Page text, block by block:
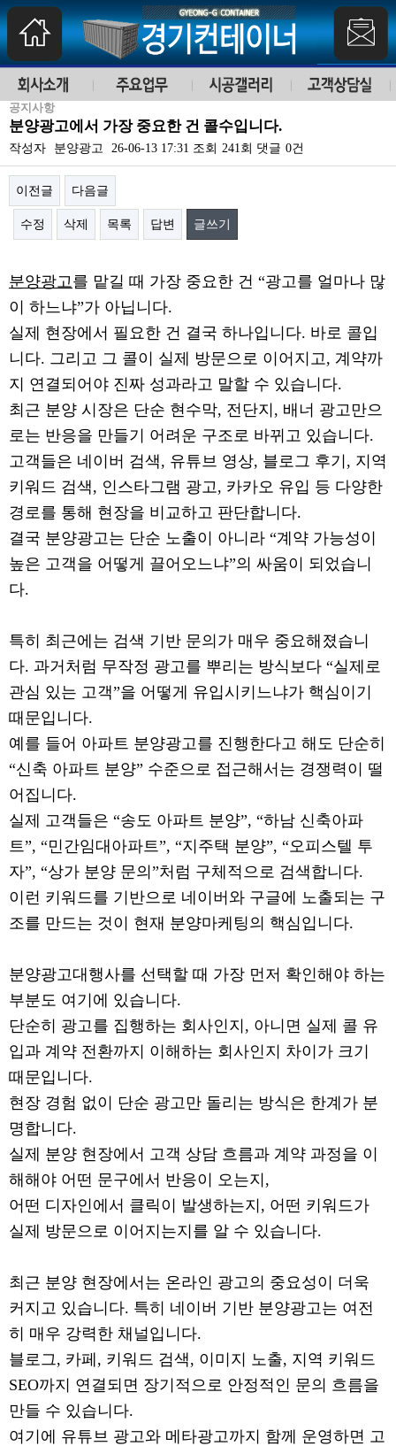
공지사항
분양광고에서 가장 중요한 건 콜수입니다.
작성자 분양광고 26-06-13 17:31 조회 241회 댓글 0건
이전글 다음글
수정 삭제 목록 답변 글쓰기
분양광고를 맡길 때 가장 중요한 건 “광고를 얼마나 많
이 하느냐”가 아닙니다.
실제 현장에서 필요한 건 결국 하나입니다. 바로 콜입
니다. 그리고 그 콜이 실제 방문으로 이어지고, 계약까
지 연결되어야 진짜 성과라고 말할 수 있습니다.
최근 분양 시장은 단순 현수막, 전단지, 배너 광고만으
로는 반응을 만들기 어려운 구조로 바뀌고 있습니다.
고객들은 네이버 검색, 유튜브 영상, 블로그 후기, 지역
키워드 검색, 인스타그램 광고, 카카오 유입 등 다양한
경로를 통해 현장을 비교하고 판단합니다.
결국 분양광고는 단순 노출이 아니라 “계약 가능성이
높은 고객을 어떻게 끌어오느냐”의 싸움이 되었습니
다.
특히 최근에는 검색 기반 문의가 매우 중요해졌습니
다. 과거처럼 무작정 광고를 뿌리는 방식보다 “실제로
관심 있는 고객”을 어떻게 유입시키느냐가 핵심이기
때문입니다.
예를 들어 아파트 분양광고를 진행한다고 해도 단순히
“신축 아파트 분양” 수준으로 접근해서는 경쟁력이 떨
어집니다.
실제 고객들은 “송도 아파트 분양”, “하남 신축아파
트”, “민간임대아파트”, “지주택 분양”, “오피스텔 투
자”, “상가 분양 문의”처럼 구체적으로 검색합니다.
이런 키워드를 기반으로 네이버와 구글에 노출되는 구
조를 만드는 것이 현재 분양마케팅의 핵심입니다.
분양광고대행사를 선택할 때 가장 먼저 확인해야 하는
부분도 여기에 있습니다.
단순히 광고를 집행하는 회사인지, 아니면 실제 콜 유
입과 계약 전환까지 이해하는 회사인지 차이가 크기
때문입니다.
현장 경험 없이 단순 광고만 돌리는 방식은 한계가 분
명합니다.
실제 분양 현장에서 고객 상담 흐름과 계약 과정을 이
해해야 어떤 문구에서 반응이 오는지,
어떤 디자인에서 클릭이 발생하는지, 어떤 키워드가
실제 방문으로 이어지는지를 알 수 있습니다.
최근 분양 현장에서는 온라인 광고의 중요성이 더욱
커지고 있습니다. 특히 네이버 기반 분양광고는 여전
히 매우 강력한 채널입니다.
블로그, 카페, 키워드 검색, 이미지 노출, 지역 키워드
SEO까지 연결되면 장기적으로 안정적인 문의 흐름을
만들 수 있습니다.
여기에 유튜브 광고와 메타광고까지 함께 운영하면 고